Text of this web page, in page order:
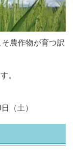
農作物が育つ訳
。
（土）